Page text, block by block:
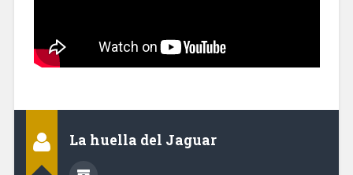
La huella del Jaguar